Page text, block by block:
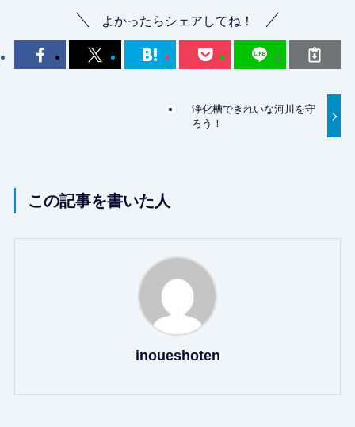
よかったらシェアしてね！
浄化槽できれいな河川を守
ろう！
この記事を書いた人
inoueshoten